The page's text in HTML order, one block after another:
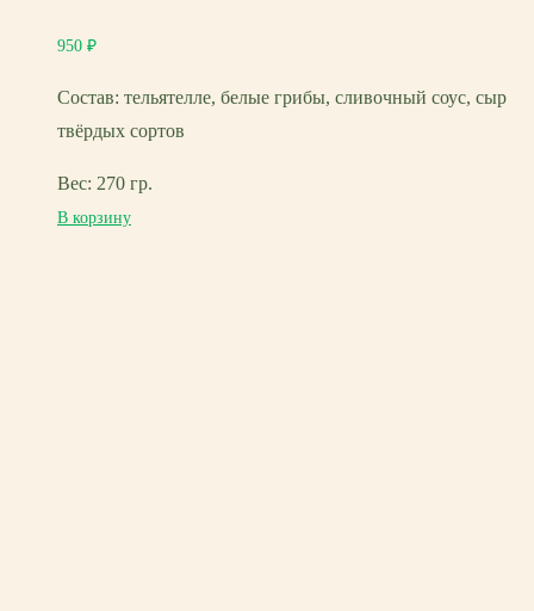
950 ₽
Состав: тельятелле, белые грибы, сливочный соус, сыр
твёрдых сортов
Вес: 270 гр.
В корзину